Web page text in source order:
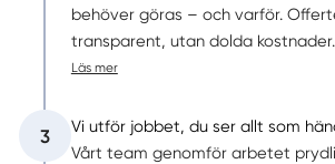
behöver göras – och varför.
transparent, utan dolda kostnader.
Läs mer
3
Vi utför jobbet, du ser allt som
Vårt team genomför arbetet